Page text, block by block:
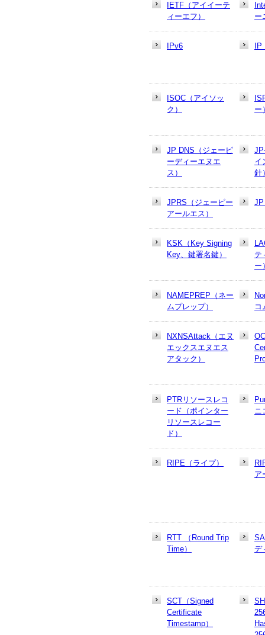
IETF（アイイーテ
ィーエフ）
ー
IPv6
ISOC（アイソッ
ク）
ー
JP DNS（ジェーピ
ーディーエヌエ
ス）
イ
針
JPRS（ジェーピー
アールエス）
JP
KSK（Key Signing
Key、鍵署名鍵）
テ
ー
NAMEPREP（ネー
ムプレップ）
コ
NXNSAttack（エヌ
エックスエヌエス
アタック）
PTRリソースレコ
ード（ポインター
リソースレコー
ド）
ニ
RIPE（ライプ）
ア
RTT （Round Trip
Time）
デ
SCT（Signed
Certificate
Timestamp）